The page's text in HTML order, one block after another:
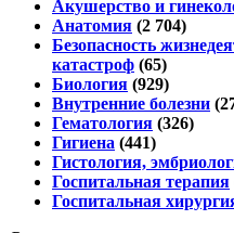
Акушерство и
Анатомия (2 704)
Безопасность
катастроф (65)
Биология (929)
Внутренние болезни
Гематология (326)
Гигиена (441)
Гистология,
Госпитальная терапия
Госпитальная